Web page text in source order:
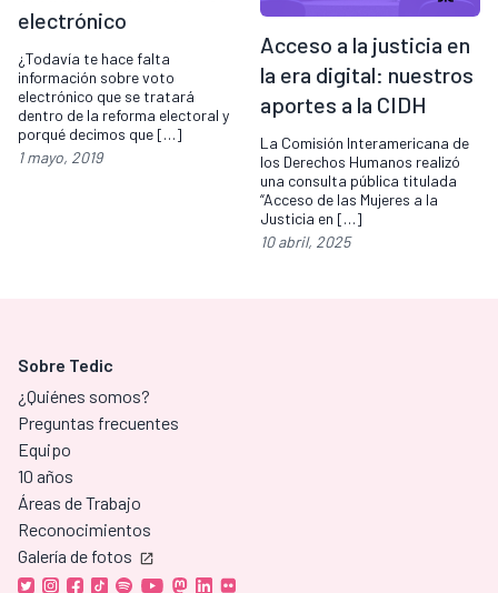
electrónico
¿Todavía te hace falta
información sobre voto
electrónico que se tratará
dentro de la reforma electoral y
porqué decimos que […]
1 mayo, 2019
Acceso a la justicia en
la era digital: nuestros
aportes a la CIDH
La Comisión Interamericana de
los Derechos Humanos realizó
una consulta pública titulada
“Acceso de las Mujeres a la
Justicia en […]
10 abril, 2025
Sobre Tedic
¿Quiénes somos?
Preguntas frecuentes
Equipo
10 años
Áreas de Trabajo
Reconocimientos
Galería de fotos